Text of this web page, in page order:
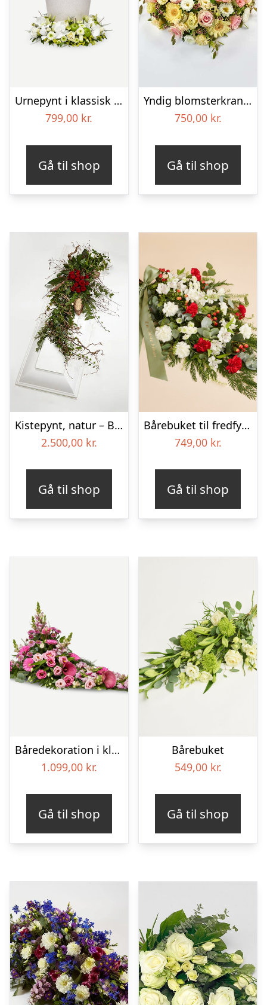
Urnepynt i klassisk stil – creme
799,00 kr.
Gå til shop
Yndig blomsterkrans i pastelfarver, floristens valg – Blomster til begravelse
750,00 kr.
Gå til shop
Kistepynt, natur – Blomster til begravelse
2.500,00 kr.
Gå til shop
Bårebuket til fredfyldt kærlighed med bånd
749,00 kr.
Gå til shop
Båredekoration i klassisk stil – pink
1.099,00 kr.
Gå til shop
Bårebuket
549,00 kr.
Gå til shop